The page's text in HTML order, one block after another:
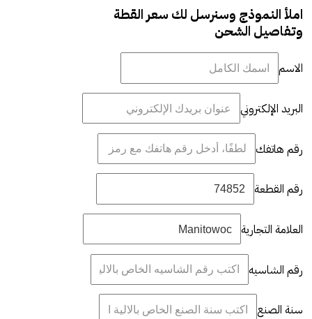
املأ النموذج وسنرسل لك سعر القطة
وتفاصيل الشحن
الاسم
البريد الإلكتروني
رقم هاتفك
رقم القطعة
العلامة التجارية
رقم الشاسيه
سنة الصنع